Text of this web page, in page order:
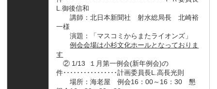
L.御後信和
講師：北日本新聞社 射水総局長 北崎裕
一様
演題：「マスコミからまたライオンズ」
例会会場は小杉文化ホールとなっておりま
す
② 1/13 １月第一例会(新年例会)の
件････････････････計画委員長L.高長光則
場所：海老屋 例会16：00～16：30 懇